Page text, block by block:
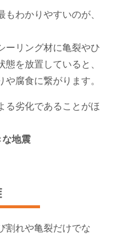
わかりやすいのが、
ーリング材に亀裂やひ
を放置していると、
腐食に繋がります。
る劣化であることがほ
な地震
割れや亀裂だけでな